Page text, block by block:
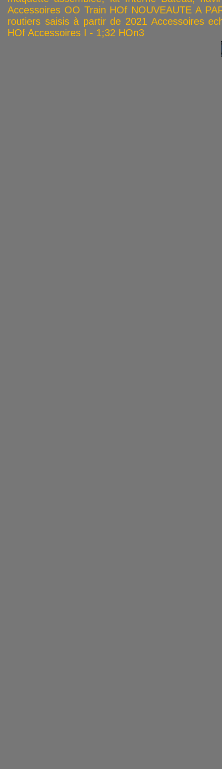
Accessoires OO Train HOf NOUVEAUTE A
routiers saisis à partir de 2021 Accessoires
HOf Accessoires I - 1;32 HOn3